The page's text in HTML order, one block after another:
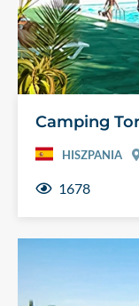
Camping
HISZPANIA
1678